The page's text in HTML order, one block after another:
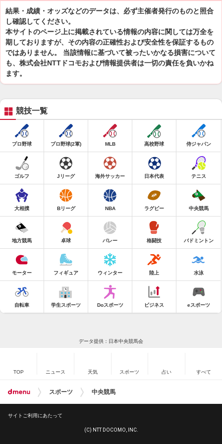
結果・成績・オッズなどのデータは、必ず主催者発行のものと照合
し確認してください。
本サイトのページ上に掲載されている情報の内容に関しては万全を
期しておりますが、その内容の正確性および安全性を保証するもの
ではありません。 当該情報に基づいて被ったいかなる損害について
も、株式会社NTTドコモおよび情報提供者は一切の責任を負いかね
ます。
競技一覧
プロ野球 プロ野球(2軍) MLB 高校野球 侍ジャパン
ゴルフ Jリーグ 海外サッカー 日本代表 テニス
大相撲 Bリーグ NBA ラグビー 中央競馬
地方競馬 卓球 バレー 格闘技 バドミントン
モーター フィギュア ウィンター 陸上 水泳
自転車 学生スポーツ Doスポーツ ビジネス eスポーツ
データ提供：日本中央競馬会
TOP ニュース 天気 スポーツ 占い すべて
スポーツ 中央競馬
サイトご利用にあたって
(C) NTT DOCOMO, INC.